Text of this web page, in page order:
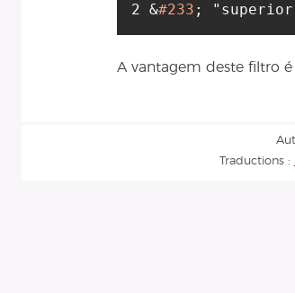
2 &#233
A vantagem deste filtro é
Traductions :